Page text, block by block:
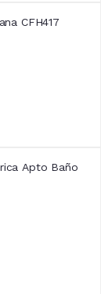
CFH417
Apto Baño